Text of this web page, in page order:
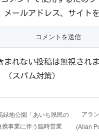
メールアドレス、サイト
まれない投稿は無視され
（スパム対策）
緑地公園「あいち県民の
携事業に伴う臨時営業
アラ
(Allan